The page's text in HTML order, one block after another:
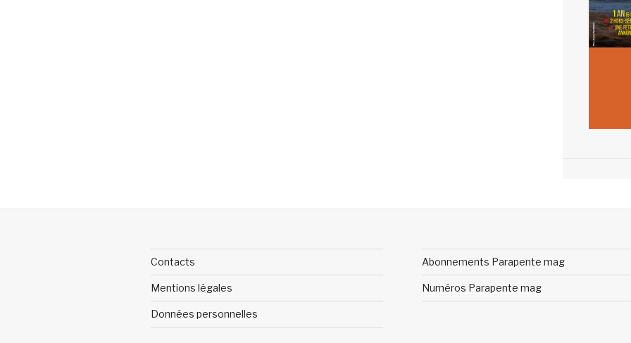
Contacts
Mentions légales
Données personnelles
Abonnements Parapente mag
Numéros Parapente mag